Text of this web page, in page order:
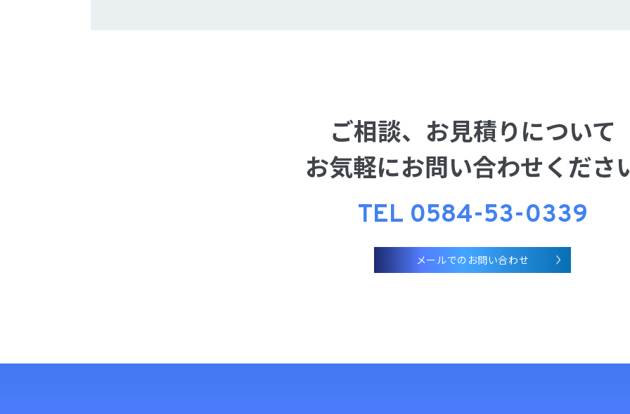
ご相談、お見積りについて
お気軽にお問い合わせくださ
TEL 0584-53-0339
メールでのお問い合わせ